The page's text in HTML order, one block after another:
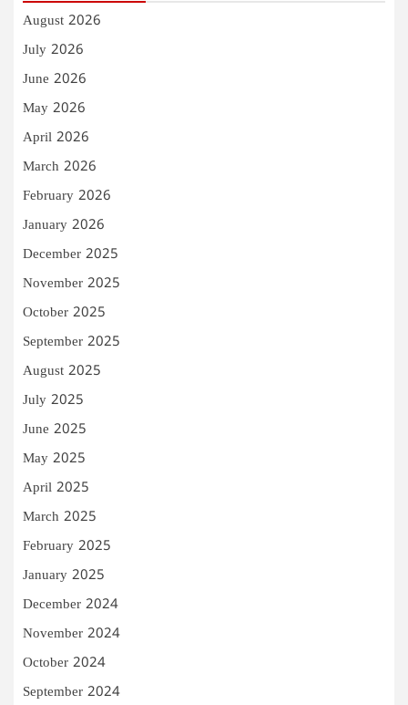
August 2026
July 2026
June 2026
May 2026
April 2026
March 2026
February 2026
January 2026
December 2025
November 2025
October 2025
September 2025
August 2025
July 2025
June 2025
May 2025
April 2025
March 2025
February 2025
January 2025
December 2024
November 2024
October 2024
September 2024